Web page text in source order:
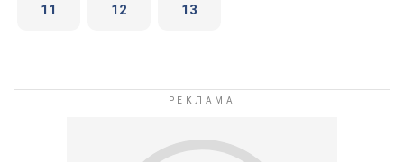
11 12 13